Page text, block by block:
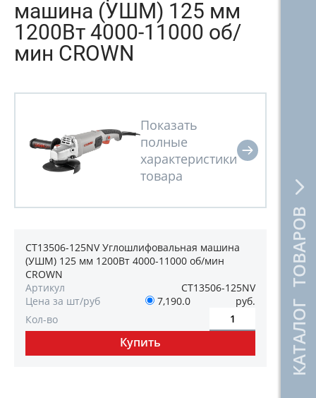
КАТАЛОГ ТОВАРОВ
машина (УШМ) 125 мм
1200Вт 4000-11000 об/
мин CROWN
CT13506-125NV Углошлифовальная машина
(УШМ) 125 мм 1200Вт 4000-11000 об/мин
CROWN
Артикул
CT13506-125NV
Цена за шт/руб
7,190.0
руб.
Кол-во